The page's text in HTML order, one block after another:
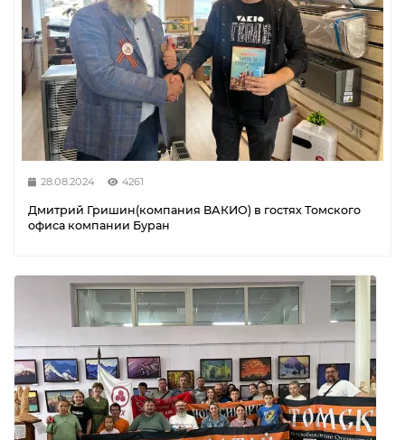
28.08.2024 4261
Дмитрий Гришин(компания ВАКИО) в гостях Томского
офиса компании Буран